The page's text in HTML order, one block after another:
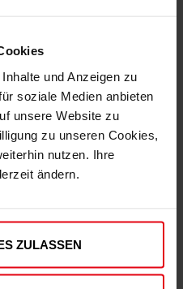
und Anzeigen zu
soziale Medien anbieten
unsere Website zu
zu unseren Cookies,
nutzen. Ihre
ändern.
ZULASSEN
Fortuna Geschenkpapier 2er-Set
€ 4,95